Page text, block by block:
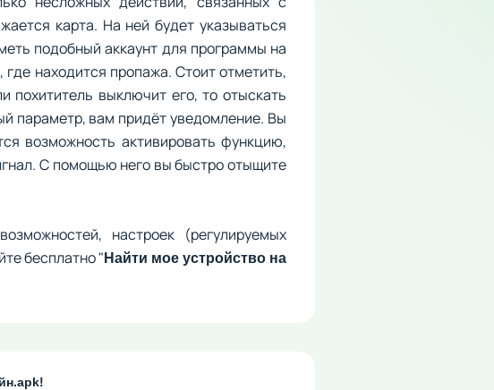
карта. На ней будет указываться
подобный аккаунт для программы на
находится пропажа. Стоит отметить,
похититель выключит его, то отыскать
параметр, вам придёт уведомление. Вы
возможность активировать функцию,
С помощью него вы быстро отыщите
настроек (регулируемых
бесплатно " Найти мое устройство на